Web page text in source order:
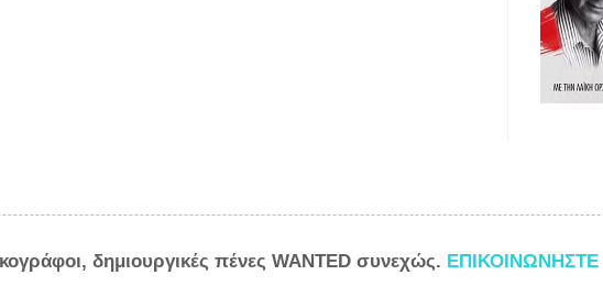
δημιουργικές πένες WANTED συνεχώς. ΕΠΙΚΟΙΝΩΝΗΣΤΕ